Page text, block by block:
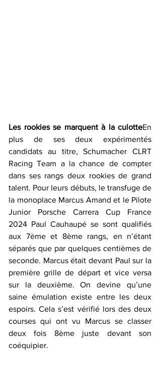
Les rookies se marquent à la culotteEn
plus de ses deux expérimentés
candidats au titre, Schumacher CLRT
Racing Team a la chance de compter
dans ses rangs deux rookies de grand
talent. Pour leurs débuts, le transfuge de
la monoplace Marcus Amand et le Pilote
Junior Porsche Carrera Cup France
2024 Paul Cauhaupé se sont qualifiés
aux 7ème et 8ème rangs, en n’étant
séparés que par quelques centièmes de
seconde. Marcus était devant Paul sur la
première grille de départ et vice versa
sur la deuxième. On devine qu’une
saine émulation existe entre les deux
espoirs. Cela s’est vérifié lors des deux
courses qui ont vu Marcus se classer
deux fois 8ème juste devant son
coéquipier.